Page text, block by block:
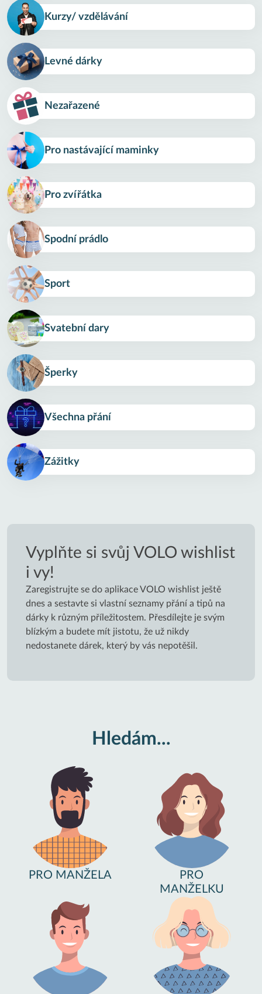
Kurzy/ vzdělávání
Levné dárky
Nezařazené
Pro nastávající maminky
Pro zvířátka
Spodní prádlo
Sport
Svatební dary
Šperky
Všechna přání
Zážitky
Vyplňte si svůj VOLO wishlist
i vy!
Zaregistrujte se do aplikace VOLO wishlist ještě
dnes a sestavte si vlastní seznamy přání a tipů na
dárky k různým příležitostem. Přesdílejte je svým
blízkým a budete mít jistotu, že už nikdy
nedostanete dárek, který by vás nepotěšil.
Hledám...
PRO MANŽELA
PRO
MANŽELKU